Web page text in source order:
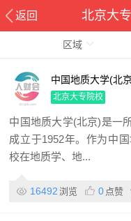
区域
中国地质大学(北
北京大专院校
中国地质大学(北京)是一
成立于1952年。作为中
校在地质学、地...
16492 浏览 0 点赞
返回 北京大